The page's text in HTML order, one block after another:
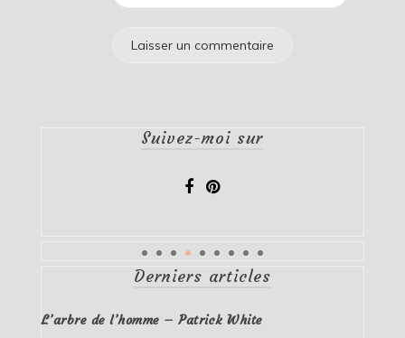
Suivez-moi sur
Derniers articles
L’arbre de l’homme – Patrick White